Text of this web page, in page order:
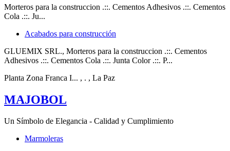
Morteros para la construccion .::. Cementos Adhesivos .::. Cementos
Cola .::. Ju...
Acabados para construcción
GLUEMIX SRL., Morteros para la construccion .::. Cementos
Adhesivos .::. Cementos Cola .::. Junta Color .::. P...
Planta Zona Franca I... , . , La Paz
MAJOBOL
Un Símbolo de Elegancia - Calidad y Cumplimiento
Marmoleras